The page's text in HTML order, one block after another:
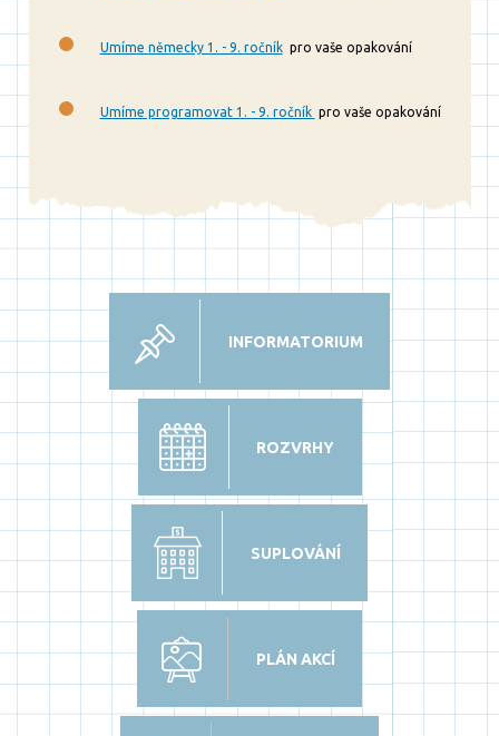
Umíme německy 1. - 9. ročníkpro vaše opakování
Umíme programovat 1. - 9. ročník pro vaše opakování
INFORMATORIUM
ROZVRHY
SUPLOVÁNÍ
PLÁN AKCÍ